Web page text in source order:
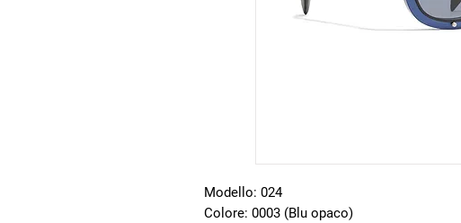
Modello: 024
Colore: 0003 (Blu opaco)